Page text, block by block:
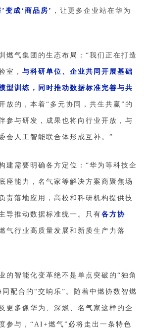
变成‘商品房’ ，让更多企业站在华为
燃气集团的生态布局：“我们正在打造
室， 与科研单位、企业共同开展基础
型训练，同时推动数据标准完善与共
放的，本着“多元协同，共生共赢”的
参与研发，成果也将向行业开放，与
会人工智能联合体形成互补。”
建需要明确各方定位：“华为等科技企
座能力，名气家等解决方案商聚焦场
责落地应用，高校和科研机构提供技
导推动数据标准统一。只有各方协
气行业高质量发展和新质生产力落
的智能化变革绝不是单点突破的“独角
配合的“交响乐”。随着中燃协数智燃
更多像华为、深燃、名气家这样的企
参与，“AI+燃气”必将走出一条特色